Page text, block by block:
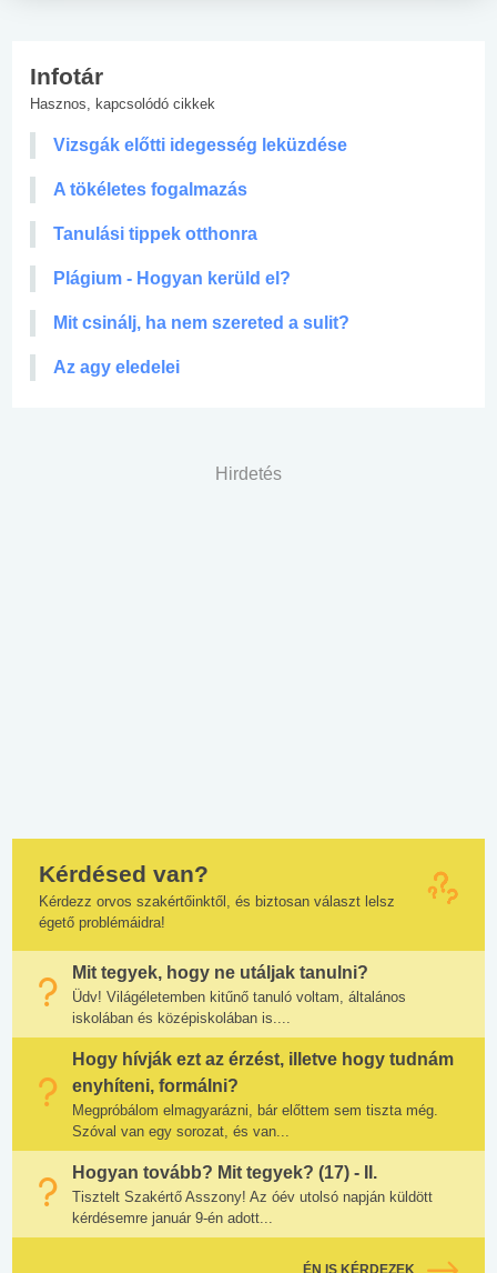
Infotár
Hasznos, kapcsolódó cikkek
Vizsgák előtti idegesség leküzdése
A tökéletes fogalmazás
Tanulási tippek otthonra
Plágium - Hogyan kerüld el?
Mit csinálj, ha nem szereted a sulit?
Az agy eledelei
Hirdetés
Kérdésed van?
Kérdezz orvos szakértőinktől, és biztosan választ lelsz
égető problémáidra!
Mit tegyek, hogy ne utáljak tanulni?
Üdv! Világéletemben kitűnő tanuló voltam, általános
iskolában és középiskolában is....
Hogy hívják ezt az érzést, illetve hogy tudnám
enyhíteni, formálni?
Megpróbálom elmagyarázni, bár előttem sem tiszta még.
Szóval van egy sorozat, és van...
Hogyan tovább? Mit tegyek? (17) - II.
Tisztelt Szakértő Asszony! Az óév utolsó napján küldött
kérdésemre január 9-én adott...
ÉN IS KÉRDEZEK